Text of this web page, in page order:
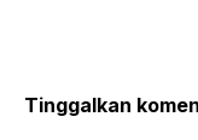
Tinggalkan